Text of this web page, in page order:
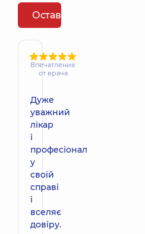
Оставить отзыв
Впечатление
от врача
Дуже
уважний
лікар
і
професіонал
у
своїй
справі
і
вселяє
довіру.